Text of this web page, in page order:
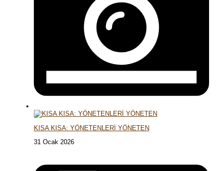
KISA KISA: YÖNETENLERİ YÖNETEN
31 Ocak 2026